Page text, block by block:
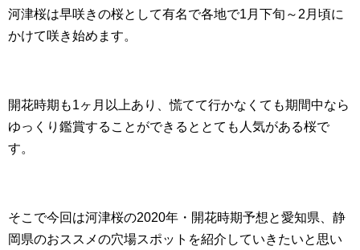
河津桜は早咲きの桜として有名で各地で1月下旬～2月頃に
かけて咲き始めます。
開花時期も1ヶ月以上あり、慌てて行かなくても期間中なら
ゆっくり鑑賞することができるととても人気がある桜で
す。
そこで今回は河津桜の2020年・開花時期予想と愛知県、静
岡県のおススメの穴場スポットを紹介していきたいと思い